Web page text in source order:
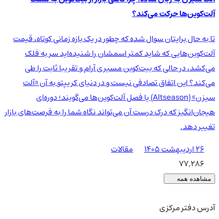
آلت‌کوین‌ها حرکت می‌کند؟
تا به حال برایتان سوال شده که چطور در یک بازه زمانی کوتاه، قیمت
آلت‌کوین‌هایی که شاید کمتر اسمشان را شنیده‌اید سر به فلک
می‌کشد، در حالی که بیت‌کوین مسیری آرام و تقریبا ثابت را طی
می‌کند؟ این اتفاق تصادفی نیست و در دنیای کریپتو به آن «آلت
سیزن» (Altseason) یا فصل آلت‌کوین‌ها می‌گویند؛ دوره‌ای
هیجان‌انگیز که درک درست آن می‌تواند نگاه شما را به فرصت‌های بازار
تغییر دهد.
۲۶ اردیبهشت ۱۴۰۵
مقالات
77,286
مشاهده همه
آدرس دفتر مرکزی